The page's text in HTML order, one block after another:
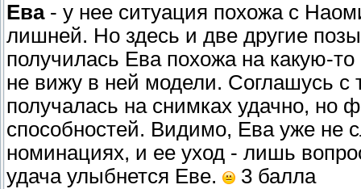
Ева- у нее ситуация похожа с
лишней. Но здесь и две другие
получилась Ева похожа на какую-
не вижу в ней модели. Соглашусь с
получалась на снимках удачно, но
способностей. Видимо, Ева уже не
номинациях, и ее уход - лишь
удача улыбнется Еве.
3 балла